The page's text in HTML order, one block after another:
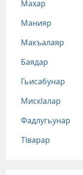
Махар
Манияр
Макъалаяр
Баядар
Гьисабунар
Мискlалар
Фадлугьунар
Тlварар